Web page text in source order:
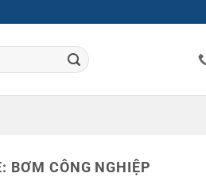
BƠM CÔNG NGHIỆP